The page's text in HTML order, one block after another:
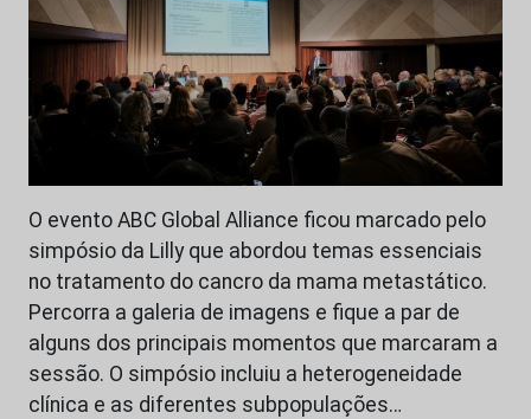
O evento ABC Global Alliance ficou marcado pelo
simpósio da Lilly que abordou temas essenciais
no tratamento do cancro da mama metastático.
Percorra a galeria de imagens e fique a par de
alguns dos principais momentos que marcaram a
sessão. O simpósio incluiu a heterogeneidade
clínica e as diferentes subpopulações…